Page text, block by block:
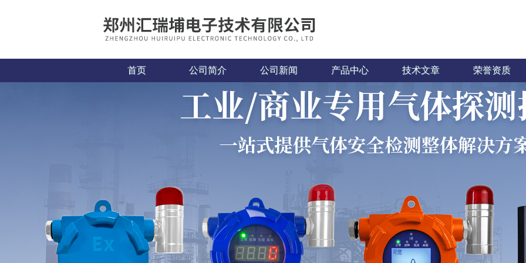
首页 公司简介 公司新闻 产品中心 技术文章 荣誉资质